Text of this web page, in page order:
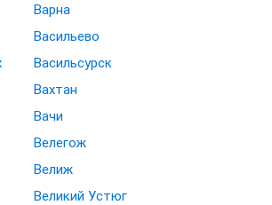
Варна
Васильево
Васильсурск
Вахтан
Вачи
Велегож
Велиж
Великий Устюг